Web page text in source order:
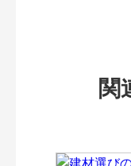
関